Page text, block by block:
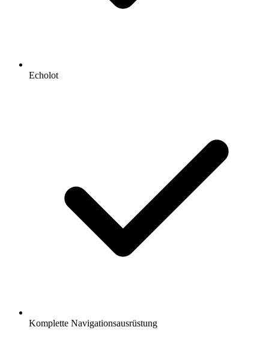
Echolot
Komplette Navigationsausrüstung